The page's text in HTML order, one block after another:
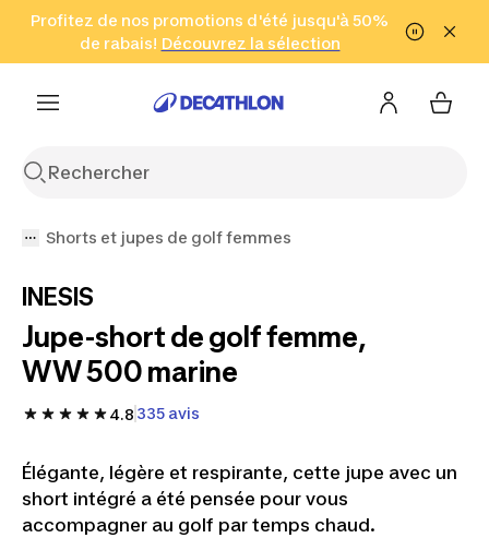
Aller à la recherche Aller au contenu Aller au pied de
Profitez de nos promotions d'été jusqu'à 50%
de rabais! Découvrez la sélection
Cliquez ici
en seulement 2 h!
(Zones sélectionnées)
Shorts et jupes de golf femmes
INESIS
Jupe-short de golf femme,
WW 500 marine
4.8 335 avis
Élégante, légère et respirante, cette jupe avec un
short intégré a été pensée pour vous
accompagner au golf par temps chaud.